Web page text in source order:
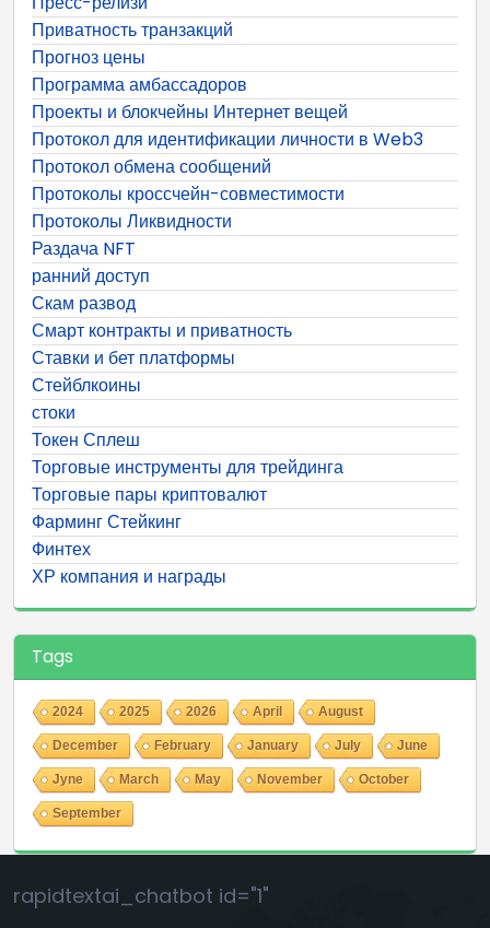
Приватность транзакций
Прогноз цены
Программа амбассадоров
Проекты и блокчейны Интернет вещей
Протокол для идентификации личности в Web3
Протокол обмена сообщений
Протоколы кроссчейн-совместимости
Протоколы Ликвидности
Раздача NFT
ранний доступ
Скам развод
Смарт контракты и приватность
Ставки и бет платформы
Стейблкоины
стоки
Токен Сплеш
Торговые инструменты для трейдинга
Торговые пары криптовалют
Фарминг Стейкинг
Финтех
ХР компания и награды
Tags
2024 2025 2026 April August
December February January July June
Jyne March May November October
September
rapidtextai_chatbot id="1"